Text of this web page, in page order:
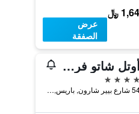
﷼
عرض
الصفقة
أوتل شاتو فرونتيناك
4 نجوم
54 شارع بيير شارون, باريس, فرنسا